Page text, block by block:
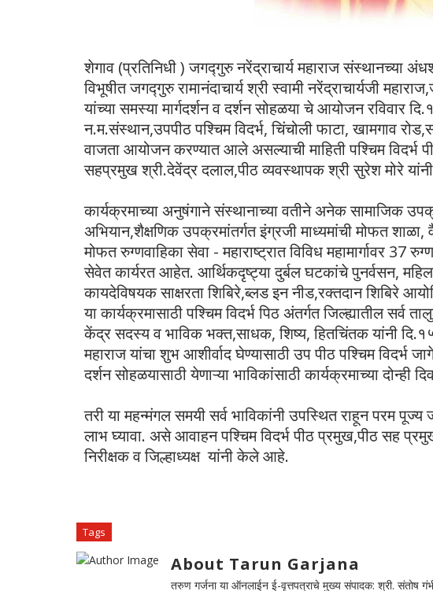
शेगाव (प्रतिनिधी ) जगद्गुरु नरेंद्राचार्य महाराज संस्थानच्या
विभूषीत जगद्गुरु रामानंदाचार्य श्री स्वामी नरेंद्राचार्यजी
यांच्या समस्या मार्गदर्शन व दर्शन सोहळया चे आयोजन रविवार
न.म.संस्थान,उपपीठ पश्चिम विदर्भ, चिंचोली फाटा, खामगाव
वाजता आयोजन करण्यात आले असल्याची माहिती पश्चिम विदर्भ
सहप्रमुख श्री.देवेंद्र दलाल,पीठ व्यवस्थापक श्री सुरेश मोरे यांनी
कार्यक्रमाच्या अनुषंगाने संस्थानाच्या वतीने अनेक सामाजिक
अभियान,शैक्षणिक उपक्रमांतर्गत इंग्रजी माध्यमांची मोफत
मोफत रुग्णवाहिका सेवा - महाराष्ट्रात विविध महामार्गावर
सेवेत कार्यरत आहेत. आर्थिकदृष्ट्या दुर्बल घटकांचे पुनर्वसन,
कायदेविषयक साक्षरता शिबिरे,ब्लड इन नीड,रक्तदान शिबिरे
या कार्यक्रमासाठी पश्चिम विदर्भ पिठ अंतर्गत जिल्ह्यातील
केंद्र सदस्य व भाविक भक्त,साधक, शिष्य, हितचिंतक यांनी
महाराज यांचा शुभ आशीर्वाद घेण्यासाठी उप पीठ पश्चिम विदर्भ
दर्शन सोहळयासाठी येणाऱ्या भाविकांसाठी कार्यक्रमाच्या
तरी या महन्मंगल समयी सर्व भाविकांनी उपस्थित राहून परम
लाभ घ्यावा. असे आवाहन पश्चिम विदर्भ पीठ प्रमुख,पीठ सह
निरीक्षक व जिल्हाध्यक्ष यांनी केले आहे.
Tags
About Tarun Garjana
तरुण गर्जना या ऑनलाईन ई-वृत्तपत्राचे मुख्य संपादक: श्री. संतोष